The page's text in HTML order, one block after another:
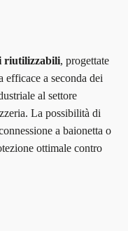
riutilizzabili, progettate
efficace a seconda dei
al settore
La possibilità di
a baionetta o
ottimale contro